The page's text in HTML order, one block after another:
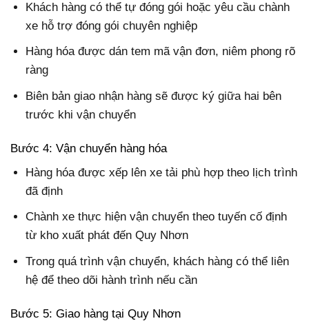
Khách hàng có thể tự đóng gói hoặc yêu cầu chành
xe hỗ trợ đóng gói chuyên nghiệp
Hàng hóa được dán tem mã vận đơn, niêm phong rõ
ràng
Biên bản giao nhận hàng sẽ được ký giữa hai bên
trước khi vận chuyển
Bước 4: Vận chuyển hàng hóa
Hàng hóa được xếp lên xe tải phù hợp theo lịch trình
đã định
Chành xe thực hiện vận chuyển theo tuyến cố định
từ kho xuất phát đến Quy Nhơn
Trong quá trình vận chuyển, khách hàng có thể liên
hệ để theo dõi hành trình nếu cần
Bước 5: Giao hàng tại Quy Nhơn